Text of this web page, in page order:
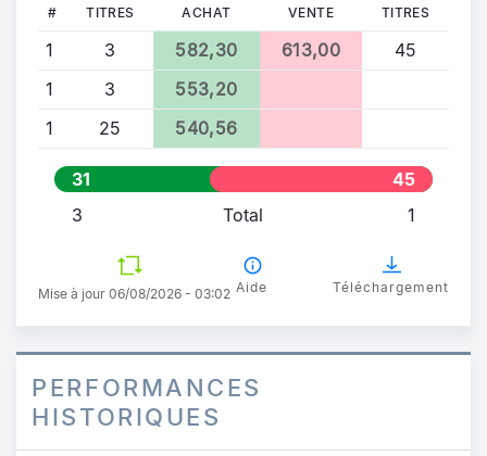
# TITRES ACHAT VENTE TITRES
1 3 582,30 613,00
45
1
3
553,20
1
25 540,56
31
45
3
Total 1
Mise à jour 06/08/2026 - 03:02 Aide Téléchargement
PERFORMANCES
HISTORIQUES